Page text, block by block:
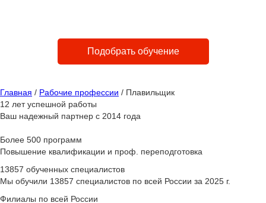
Подобрать обучение
Главная / Рабочие профессии / Плавильщик
12 лет успешной работы
Ваш надежный партнер с 2014 года
Более 500 программ
Повышение квалификации и проф. переподготовка
13857 обученных специалистов
Мы обучили 13857 специалистов по всей России за 2025 г.
Филиалы по всей России